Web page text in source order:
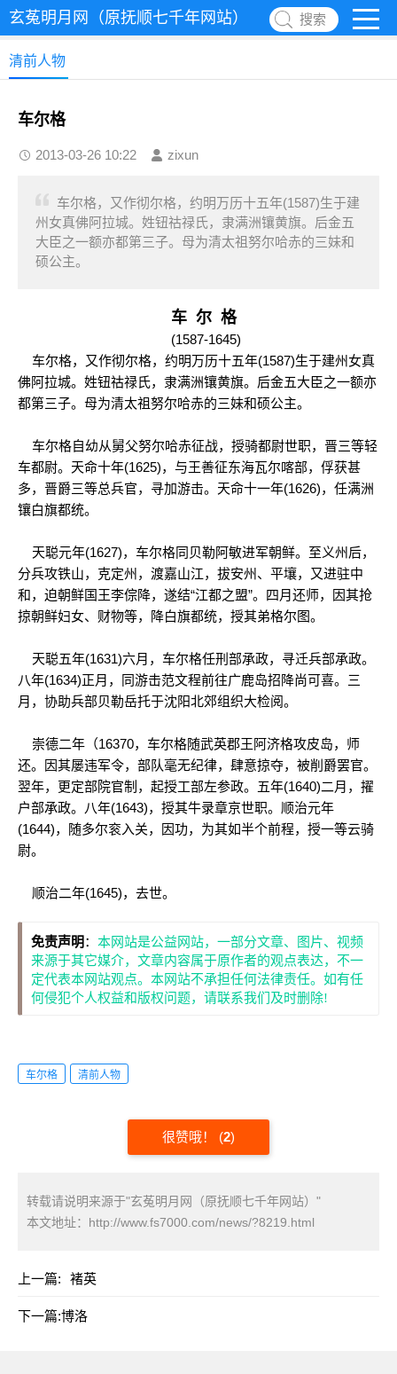
玄菟明月网（原抚顺七千年网站） 搜索
清前人物
车尔格
2013-03-26 10:22 zixun
车尔格，又作彻尔格，约明万历十五年(1587)生于建
州女真佛阿拉城。姓钮祜禄氏，隶满洲镶黄旗。后金五
大臣之一额亦都第三子。母为清太祖努尔哈赤的三妹和
硕公主。
车 尔 格
(1587-1645)
车尔格，又作彻尔格，约明万历十五年(1587)生于建州女真
佛阿拉城。姓钮祜禄氏，隶满洲镶黄旗。后金五大臣之一额亦
都第三子。母为清太祖努尔哈赤的三妹和硕公主。
车尔格自幼从舅父努尔哈赤征战，授骑都尉世职，晋三等轻
车都尉。天命十年(1625)，与王善征东海瓦尔喀部，俘获甚
多，晋爵三等总兵官，寻加游击。天命十一年(1626)，任满洲
镶白旗都统。
天聪元年(1627)，车尔格同贝勒阿敏进军朝鲜。至义州后，
分兵攻铁山，克定州，渡嘉山江，拔安州、平壤，又进驻中
和，迫朝鲜国王李倧降，遂结“江都之盟”。四月还师，因其抢
掠朝鲜妇女、财物等，降白旗都统，授其弟格尔图。
天聪五年(1631)六月，车尔格任刑部承政，寻迁兵部承政。
八年(1634)正月，同游击范文程前往广鹿岛招降尚可喜。三
月，协助兵部贝勒岳托于沈阳北郊组织大检阅。
崇德二年（16370，车尔格随武英郡王阿济格攻皮岛，师
还。因其屡违军令，部队毫无纪律，肆意掠夺，被削爵罢官。
翌年，更定部院官制，起授工部左参政。五年(1640)二月，擢
户部承政。八年(1643)，授其牛录章京世职。顺治元年
(1644)，随多尔衮入关，因功，为其如半个前程，授一等云骑
尉。
顺治二年(1645)，去世。
免责声明 ： 本网站是公益网站，一部分文章、图片、视频
来源于其它媒介，文章内容属于原作者的观点表达，不一
定代表本网站观点。本网站不承担任何法律责任。如有任
何侵犯个人权益和版权问题，请联系我们及时删除!
车尔格 清前人物
很赞哦！ (2)
转载请说明来源于"玄菟明月网（原抚顺七千年网站）"
本文地址： http://www.fs7000.com/news/?8219.html
上一篇: 褚英
下一篇:博洛